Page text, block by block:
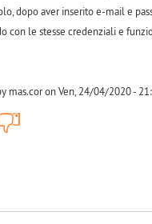
dopo aver inserito e-mail e
con le stesse credenziali e
mas.cor on Ven, 24/04/2020 -